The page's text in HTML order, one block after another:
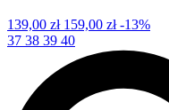
139,00 zł 159,00 zł -13%
37 38 39 40